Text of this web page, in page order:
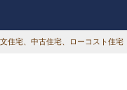
住宅、中古住宅、ローコスト住宅